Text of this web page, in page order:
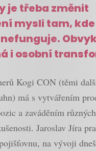
je třeba změnit
mysli tam,
i osobní
Kogi CON (těmi
má s vytvářením
a zaváděním
Jaroslav Jíra
na vývoji